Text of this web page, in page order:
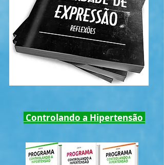
Controlando a Hipertensão